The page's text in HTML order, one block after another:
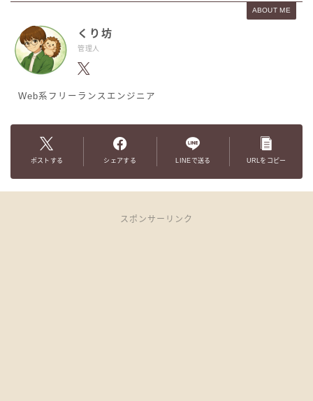
ABOUT ME
くり坊
管理人
Web系フリーランスエンジニア
ポストする シェアする LINEで送る URLをコピー
スポンサーリンク